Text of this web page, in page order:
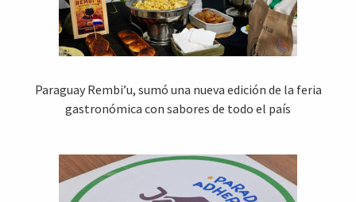
Paraguay Rembi’u, sumó una nueva edición de la feria
gastronómica con sabores de todo el país